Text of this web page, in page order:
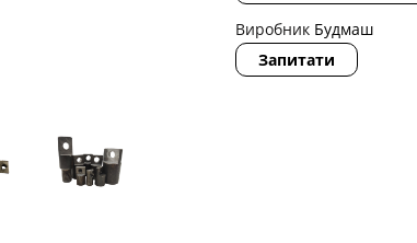
Виробник Будмаш
Запитати